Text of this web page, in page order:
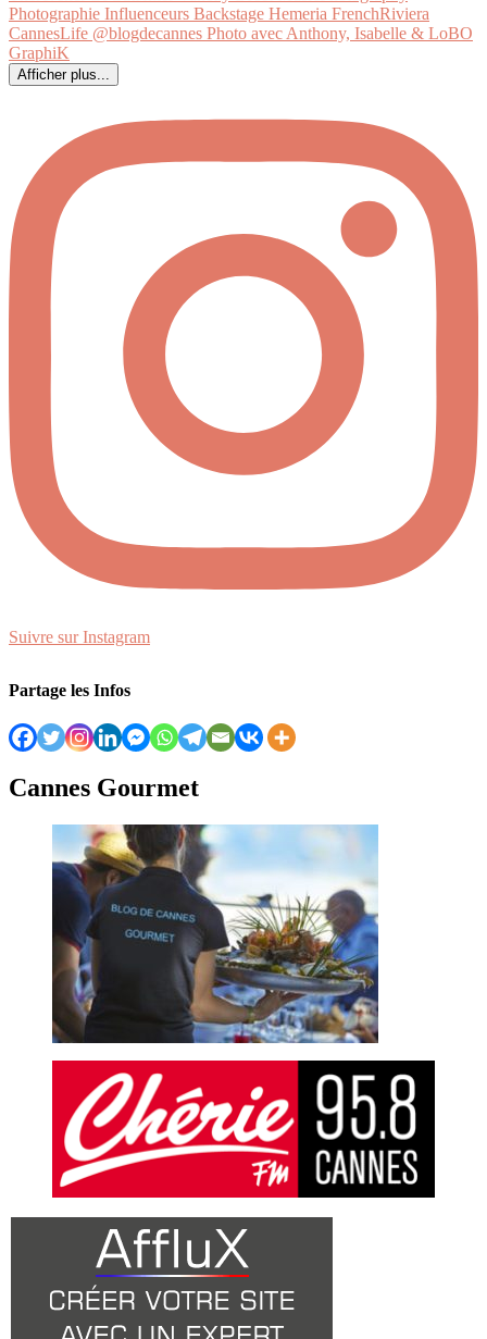
Afficher plus...
Suivre sur Instagram
Partage les Infos
Cannes Gourmet